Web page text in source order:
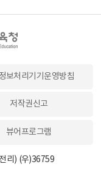
보처리기기운영방침
저작권신고
뷰어프로그램
리) (우)36759